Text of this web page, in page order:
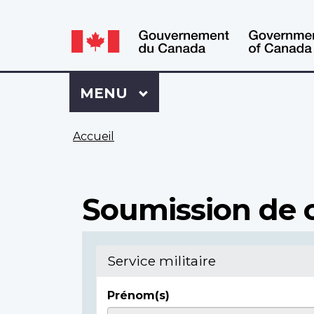
Language
switcher
Language
switcher
Se
connecter
à
Dossier
Menu
MENU PRINCIPAL
Accueil
Soumission de
Service militaire
Prénom(s)